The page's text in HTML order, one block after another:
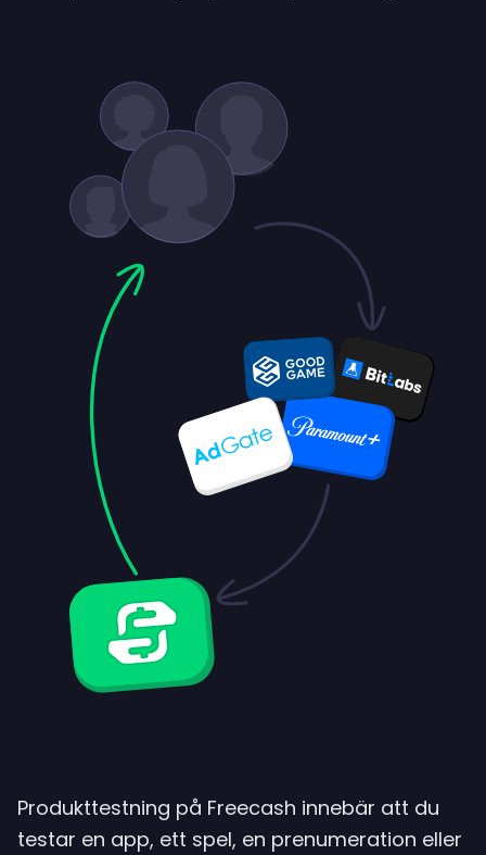
Produkttestning på Freecash innebär att du
testar en app, ett spel, en prenumeration eller